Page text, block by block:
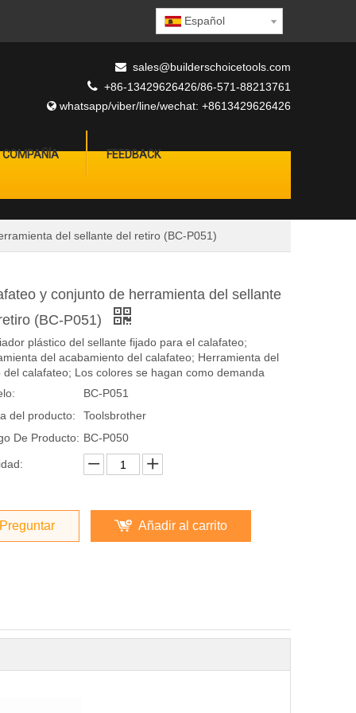
Español
 sales@builderschoicetools.com
 +86-13429626426/86-571-88213761
 whatsapp/viber/line/wechat: +8613429626426
COMPAÑÍA FEEDBACK
del sellante del retiro (BC-P051)
y conjunto de herramienta del sellante
(BC-P051)
plástico del sellante fijado para el calafateo;
del acabamiento del calafateo; Herramienta del
del calafateo; Los colores se hagan como demanda
BC-P051
del producto:
Toolsbrother
De Producto: BC-P050
Preguntar Añadir al carrito